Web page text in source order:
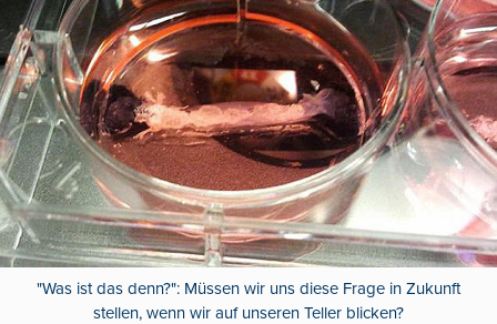
"Was ist das denn?": Müssen wir uns diese Frage in Zukunft
stellen, wenn wir auf unseren Teller blicken?